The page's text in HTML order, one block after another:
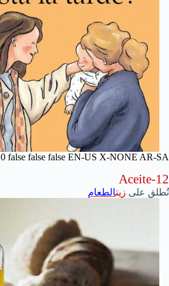
0 false false false EN-US X-NONE AR-SA
Aceite-12
تُطلق على زيتالطعام